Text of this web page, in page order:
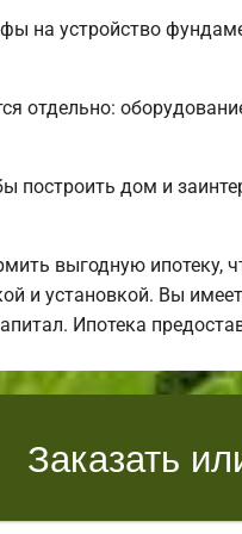
на устройство
отдельно:
построить дом и
выгодную ипотеку,
и установкой. Вы
Ипотека
Заказать